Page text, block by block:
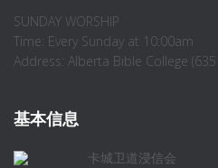
SUNDAY WORSHIP
Time: Every Sunday at 10:00am
Address: Alberta Bible College
基本信息
卡城卫道浸信会